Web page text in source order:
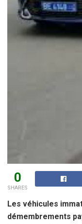
0
SHARES
Les véhicules
démembrements